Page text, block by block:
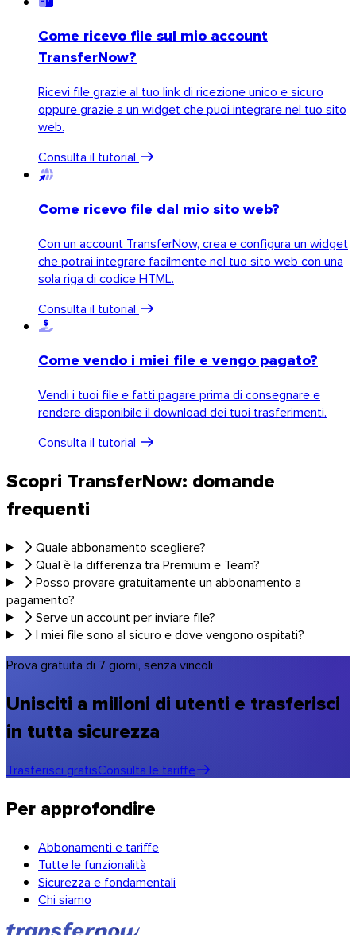
Come ricevo file sul mio account
TransferNow?
Ricevi file grazie al tuo link di ricezione unico e sicuro
oppure grazie a un widget che puoi integrare nel tuo sito
web.
Consulta il tutorial
Come ricevo file dal mio sito web?
Con un account TransferNow, crea e configura un widget
che potrai integrare facilmente nel tuo sito web con una
sola riga di codice HTML.
Consulta il tutorial
Come vendo i miei file e vengo pagato?
Vendi i tuoi file e fatti pagare prima di consegnare e
rendere disponibile il download dei tuoi trasferimenti.
Consulta il tutorial
Scopri TransferNow: domande
frequenti
Quale abbonamento scegliere?
Qual è la differenza tra Premium e Team?
Posso provare gratuitamente un abbonamento a
pagamento?
Serve un account per inviare file?
I miei file sono al sicuro e dove vengono ospitati?
Prova gratuita di 7 giorni, senza vincoli
Unisciti a milioni di utenti e trasferisci
in tutta sicurezza
Trasferisci gratisConsulta le tariffe
Per approfondire
Abbonamenti e tariffe
Tutte le funzionalità
Sicurezza e fondamentali
Chi siamo